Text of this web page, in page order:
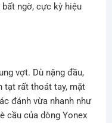
ngờ, cực kỳ hiệu
vợt. Dù nặng đầu,
tạt rất thoát tay, mặt
đánh vừa nhanh như
cầu của dòng Yonex